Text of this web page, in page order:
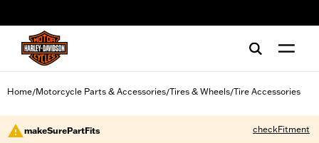
Home/Motorcycle Parts & Accessories/Tires & Wheels/Tire Accessories
makeSurePartFits checkFitment